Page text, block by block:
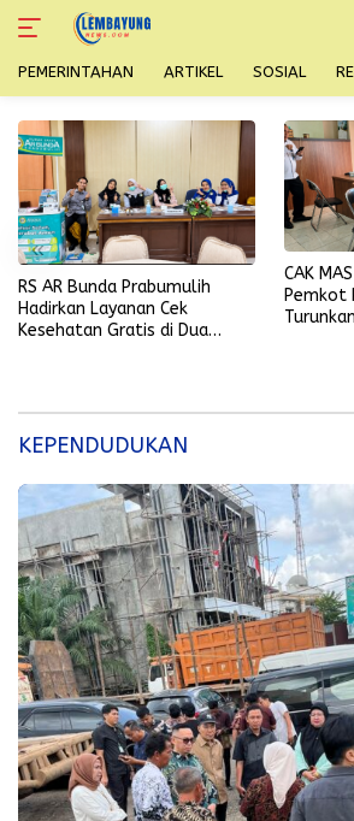
konten
PEMERINTAHAN ARTIKEL SOSIAL
«
RS AR Bunda Prabumulih
Hadirkan Layanan Cek
Kesehatan Gratis di Dua
CAK
Pemkot
KEPENDUDUKAN